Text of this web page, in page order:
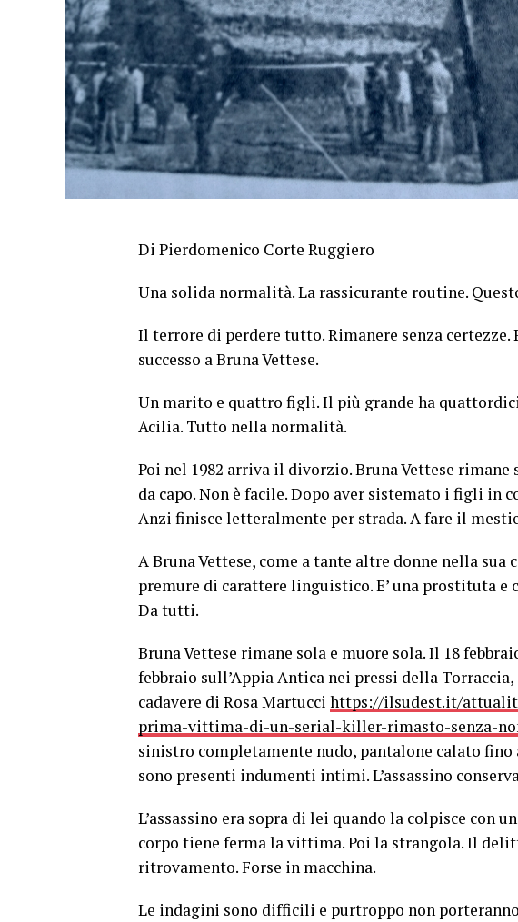
Di Pierdomenico Corte Ruggiero
Una solida normalità. La rassicurante routine.
Il terrore di perdere tutto. Rimanere senza certezze.
successo a Bruna Vettese.
Un marito e quattro figli. Il più grande ha
Acilia. Tutto nella normalità.
Poi nel 1982 arriva il divorzio. Bruna Vettese
da capo. Non è facile. Dopo aver sistemato i figli in
Anzi finisce letteralmente per strada. A fare il
A Bruna Vettese, come a tante altre donne nella
premure di carattere linguistico. E’ una prostituta
Da tutti.
Bruna Vettese rimane sola e muore sola. Il 18
febbraio sull’Appia Antica nei pressi della
cadavere di Rosa Martucci https://ilsudest.it/
prima-vittima-di-un-serial-killer-rimasto-senza-
sinistro completamente nudo, pantalone calato
sono presenti indumenti intimi. L’assassino
L’assassino era sopra di lei quando la colpisce con
corpo tiene ferma la vittima. Poi la strangola. Il
ritrovamento. Forse in macchina.
Le indagini sono difficili e purtroppo non